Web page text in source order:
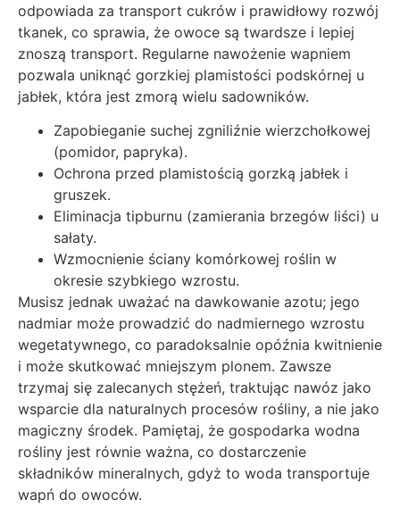
odpowiada za transport cukrów i prawidłowy rozwój
tkanek, co sprawia, że owoce są twardsze i lepiej
znoszą transport. Regularne nawożenie wapniem
pozwala uniknąć gorzkiej plamistości podskórnej u
jabłek, która jest zmorą wielu sadowników.
Zapobieganie suchej zgniliźnie wierzchołkowej
(pomidor, papryka).
Ochrona przed plamistością gorzką jabłek i
gruszek.
Eliminacja tipburnu (zamierania brzegów liści) u
sałaty.
Wzmocnienie ściany komórkowej roślin w
okresie szybkiego wzrostu.
Musisz jednak uważać na dawkowanie azotu; jego
nadmiar może prowadzić do nadmiernego wzrostu
wegetatywnego, co paradoksalnie opóźnia kwitnienie
i może skutkować mniejszym plonem. Zawsze
trzymaj się zalecanych stężeń, traktując nawóz jako
wsparcie dla naturalnych procesów rośliny, a nie jako
magiczny środek. Pamiętaj, że gospodarka wodna
rośliny jest równie ważna, co dostarczenie
składników mineralnych, gdyż to woda transportuje
wapń do owoców.